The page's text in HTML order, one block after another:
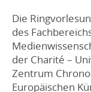
Die
des
der Charité –
Zentrum
Europäischen